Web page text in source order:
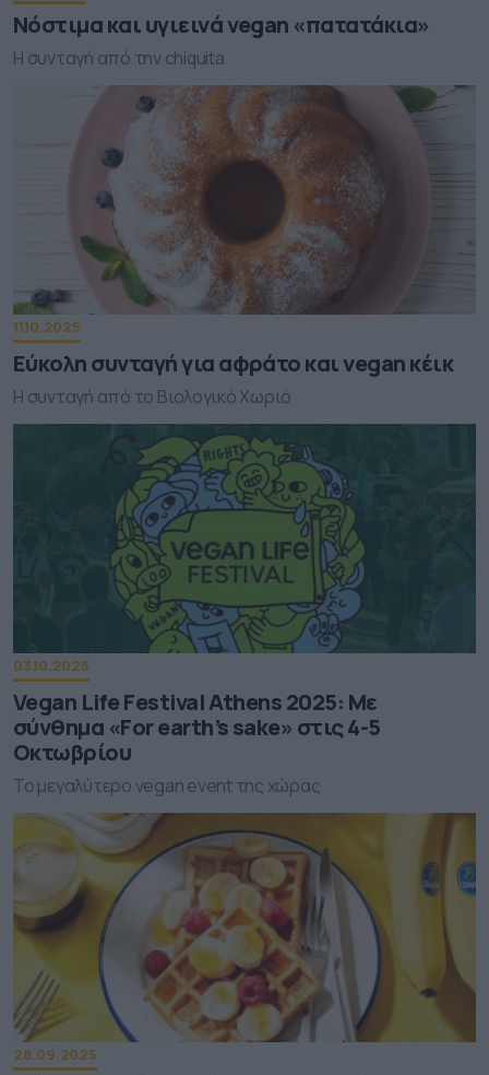
Νόστιμα και υγιεινά vegan «πατατάκια»
Η συνταγή από την chiquita
11.10.2025
Εύκολη συνταγή για αφράτο και vegan κέικ
Η συνταγή από το Βιολογικό Χωριό
03.10.2025
Vegan Life Festival Athens 2025: Με
σύνθημα «For earth’s sake» στις 4-5
Οκτωβρίου
Το μεγαλύτερο vegan event της χώρας
28.09.2025